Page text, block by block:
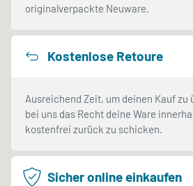
originalverpackte Neuware.
Kostenlose Retoure
Ausreichend Zeit, um deinen Kauf zu
bei uns das Recht deine Ware
kostenfrei zurück zu schicken.
Sicher online einkaufen